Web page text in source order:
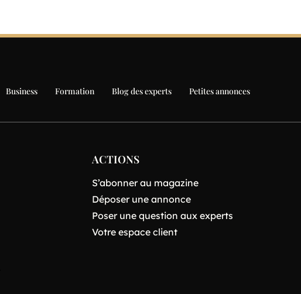
Business Formation Blog des experts Petites annonces
ACTIONS
S’abonner au magazine
Déposer une annonce
Poser une question aux experts
Votre espace client